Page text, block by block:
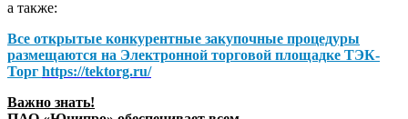
а также:
Все открытые конкурентные закупочные процедуры
размещаются на Электронной торговой площадке ТЭК-
Торг https://tektorg.ru/
Важно знать!